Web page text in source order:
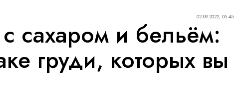
02.09.2022, 05:45
сахаром и бельём:
груди, которых вы